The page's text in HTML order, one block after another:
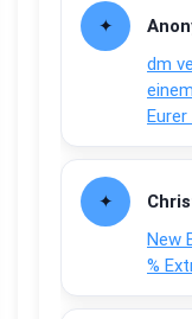
dm
Eurer
New
%